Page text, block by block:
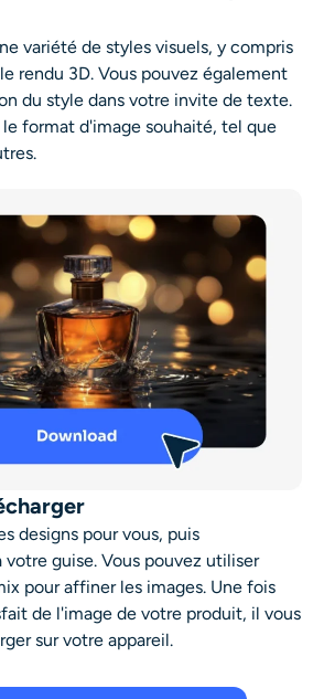
variété de styles visuels, y compris
rendu 3D. Vous pouvez également
du style dans votre invite de texte.
format d'image souhaité, tel que
designs pour vous, puis
votre guise. Vous pouvez utiliser
pour affiner les images. Une fois
de l'image de votre produit, il vous
sur votre appareil.